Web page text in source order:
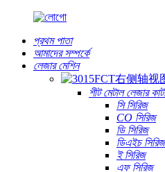
প্রথম পাতা
আমাদের সম্পর্কে
লেজার মেশিন
শীট মেটাল লেজার
সি সিরিজ
CO সিরিজ
ডি সিরিজ
ডিএইচ সিরিজ
ই সিরিজ
এফ সিরিজ